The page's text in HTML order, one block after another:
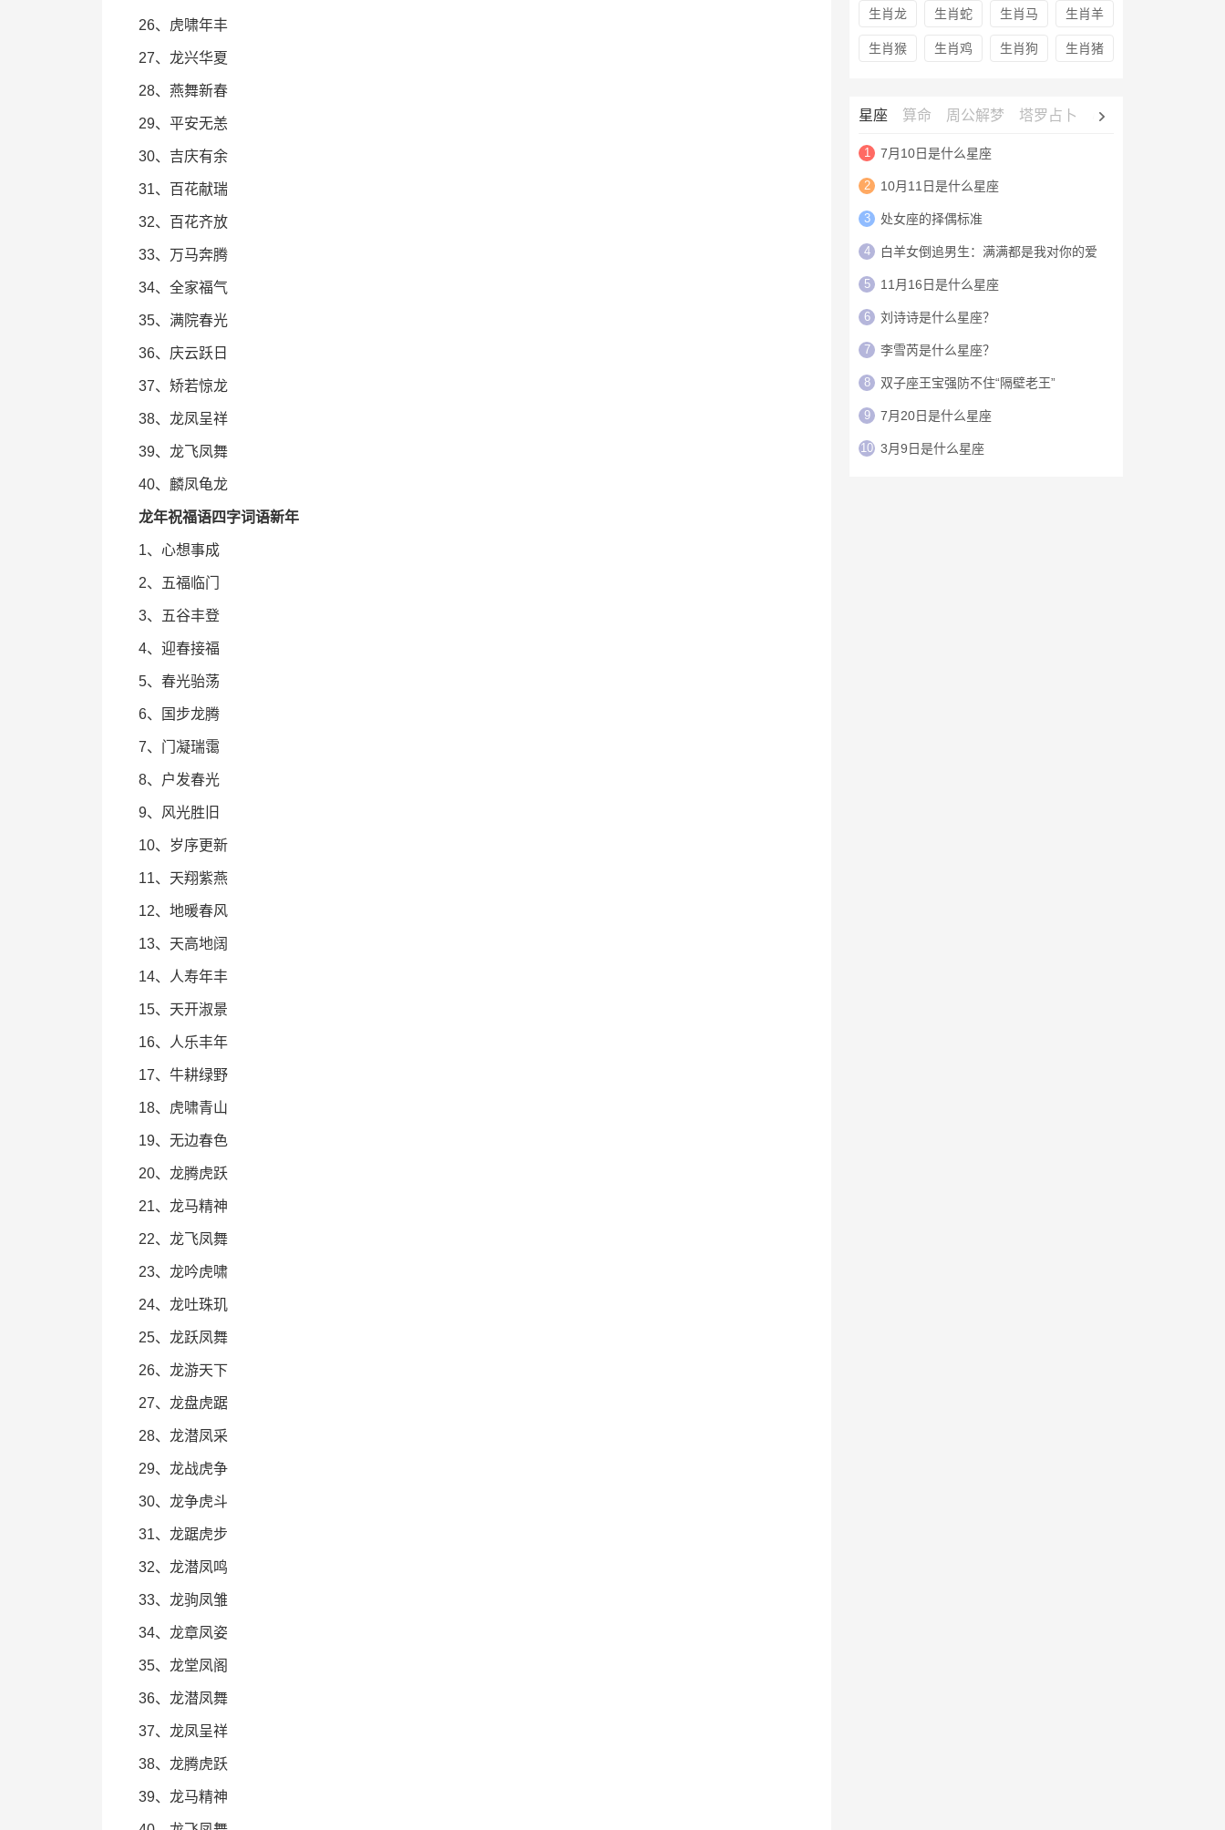
26、虎啸年丰
27、龙兴华夏
28、燕舞新春
29、平安无恙
30、吉庆有余
31、百花献瑞
32、百花齐放
33、万马奔腾
34、全家福气
35、满院春光
36、庆云跃日
37、矫若惊龙
38、龙凤呈祥
39、龙飞凤舞
40、麟凤龟龙
龙年祝福语四字词语新年
1、心想事成
2、五福临门
3、五谷丰登
4、迎春接福
5、春光骀荡
6、国步龙腾
7、门凝瑞霭
8、户发春光
9、风光胜旧
10、岁序更新
11、天翔紫燕
12、地暖春风
13、天高地阔
14、人寿年丰
15、天开淑景
16、人乐丰年
17、牛耕绿野
18、虎啸青山
19、无边春色
20、龙腾虎跃
21、龙马精神
22、龙飞凤舞
23、龙吟虎啸
24、龙吐珠玑
25、龙跃凤舞
26、龙游天下
27、龙盘虎踞
28、龙潜凤采
29、龙战虎争
30、龙争虎斗
31、龙踞虎步
32、龙潜凤鸣
33、龙驹凤雏
34、龙章凤姿
35、龙堂凤阁
36、龙潜凤舞
37、龙凤呈祥
38、龙腾虎跃
39、龙马精神
生肖龙 生肖蛇 生肖马 生肖羊
生肖猴 生肖鸡 生肖狗 生肖猪
星座 算命 周公解梦 塔罗占卜 心理测试
1 7月10日是什么星座
2 10月11日是什么星座
3 处女座的择偶标准
4 白羊女倒追男生：满满都是我对你的爱
5 11月16日是什么星座
6 刘诗诗是什么星座？
7 李雪芮是什么星座？
8 双子座王宝强防不住“隔壁老王”
9 7月20日是什么星座
10 3月9日是什么星座